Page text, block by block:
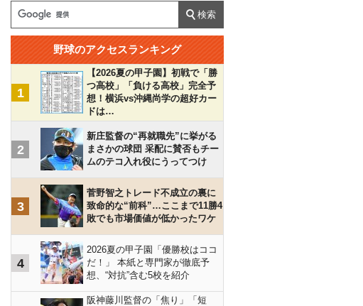
野球のアクセスランキング
1
【2026夏の甲子園】初戦で「勝
つ高校」「負ける高校」完全予
想！横浜vs沖縄尚学の超好カー
ドは…
2
新庄監督の“再就職先”に挙がる
まさかの球団 采配に賛否もチー
ムのテコ入れ役にうってつけ
3
菅野智之トレード不成立の裏に
致命的な“前科”…ここまで11勝4
敗でも市場価値が低かったワケ
4
2026夏の甲子園「優勝校はココ
だ！」 本紙と専門家が徹底予
想、“対抗”含む5校を紹介
阪神藤川監督の「焦り」「短